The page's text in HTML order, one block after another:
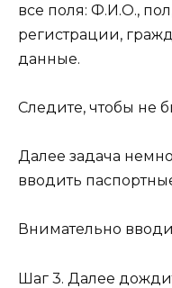
все поля: Ф.И.О.,
регистрации,
данные.
Следите, чтобы не
Далее задача
вводить
Внимательно
Шаг 3. Далее